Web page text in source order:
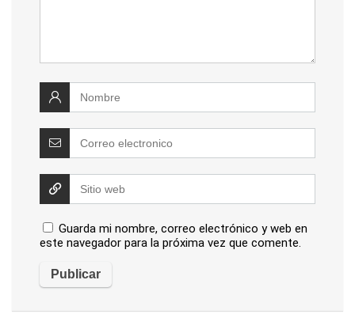
Guarda mi nombre, correo electrónico y web en
este navegador para la próxima vez que comente.